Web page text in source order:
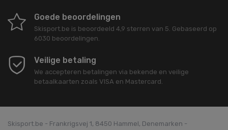
Goede beoordelingen
Skisport.be is beoordeeld 4,9 sterren van 5. Gebaseerd op
6030 beoordelingen.
Veilige betaling
We accepteren betalingen via bekende en veilige
betaalkaarten zoals VISA en Mastercard.
Skisport.be - Frankrigsvej 1, 8450 Hammel, Denemarken -